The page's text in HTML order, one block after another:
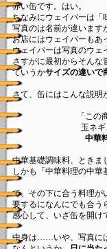
赤い缶です。はい。
ちなみにウェイパーは「
写真のは名前が違います
お店にはウェイパーもあ
ウェイパーは写真のウェ
さすがに最初からそんな
ていうかサイズの違いで
さて、缶にはこんな説明
「こ
玉ネ
中華
中華基礎調味料、ときま
しかも「中華料理の中華
で、その下に合う料理が
要するになんにでも合う
感心して、いざ缶を開け
中身は……いや、写真に